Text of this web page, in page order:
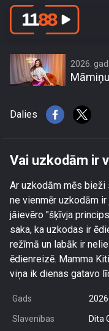
Vai
2026.
Dalies
Vai uzkodām ir
Ar uzkodām mēs bieži
ne vienmēr uzkodām
jāievēro "šķīvja
saka, ka uzkodas ir
režīmā un labāk ir
ēdienreizē. Mamma
viņa ik dienas gatavo
Gads 2026
Slavenības Dita